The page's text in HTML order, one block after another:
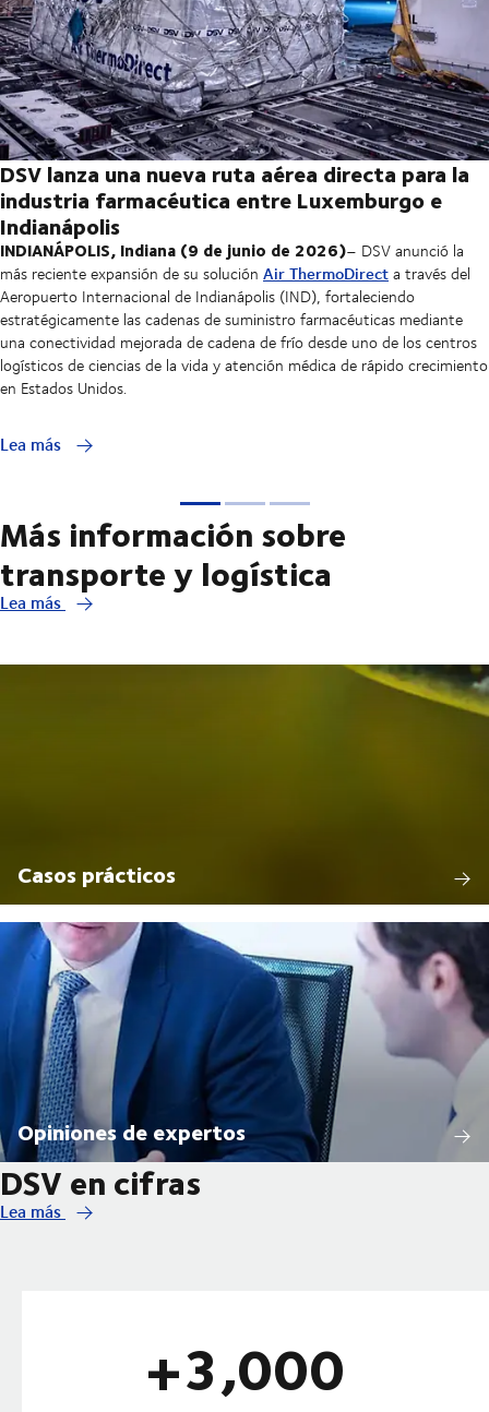
DSV lanza una nueva ruta aérea directa para la
industria farmacéutica entre Luxemburgo e
Indianápolis
INDIANÁPOLIS, Indiana (9 de junio de 2026)– DSV anunció la
más reciente expansión de su solución Air ThermoDirecta través del
Aeropuerto Internacional de Indianápolis (IND), fortaleciendo
estratégicamente las cadenas de suministro farmacéuticas mediante
una conectividad mejorada de cadena de frío desde uno de los centros
logísticos de ciencias de la vida y atención médica de rápido crecimiento
en Estados Unidos.
Lea más
Más información sobre
transporte y logística
Lea más
Casos prácticos
Opiniones de expertos
DSV en cifras
Lea más
+3,000